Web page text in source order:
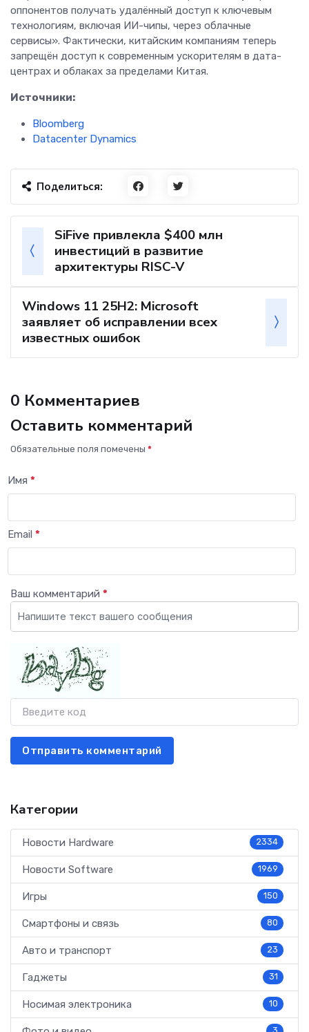
оппонентов получать удалённый доступ к ключевым
технологиям, включая ИИ-чипы, через облачные
сервисы». Фактически, китайским компаниям теперь
запрещён доступ к современным ускорителям в дата-
центрах и облаках за пределами Китая.
Источники:
Bloomberg
Datacenter Dynamics
Поделиться:
SiFive привлекла $400 млн
инвестиций в развитие
архитектуры RISC-V
Windows 11 25H2: Microsoft
заявляет об исправлении всех
известных ошибок
0 Комментариев
Оставить комментарий
Обязательные поля помечены *
Имя *
Email *
Ваш комментарий *
Отправить комментарий
Категории
Новости Hardware 2334
Новости Software 1969
Игры 150
Смартфоны и связь 80
Авто и транспорт 23
Гаджеты 31
Носимая электроника 10